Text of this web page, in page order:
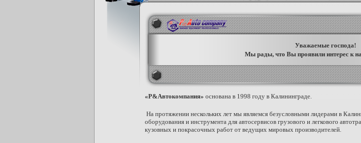
Уважаемые господа!
Мы рады, что Вы проявили интерес к
«Р&Автокомпания» основана в 1998 году в Калининграде.
На протяжении нескольких лет мы являемся безусловными лидерами в
оборудования и инструмента для автосервисов грузового и легкового
кузовных и покрасочных работ от ведущих мировых производителей.